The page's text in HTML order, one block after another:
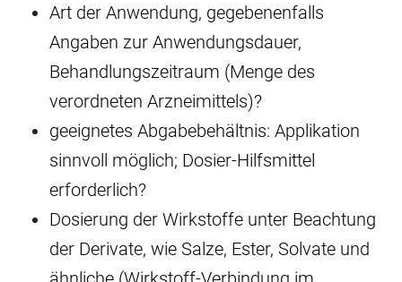
Art der Anwendung, gegebenenfalls
Angaben zur Anwendungsdauer,
Behandlungszeitraum (Menge des
verordneten Arzneimittels)?
geeignetes Abgabebehältnis: Applikation
sinnvoll möglich; Dosier-Hilfsmittel
erforderlich?
Dosierung der Wirkstoffe unter Beachtung
der Derivate, wie Salze, Ester, Solvate und